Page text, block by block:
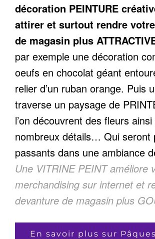
décoration PEINTURE
attirer et surtout rendre
de magasin plus
par exemple une décoration
oeufs en chocolat géant
relier d’un ruban orange. Puis
traverse un paysage de
l’on découvrent des fleurs
nombreux détails… Qui seront
passants dans une ambiance
Une VITRINE PEINT améliore
merchandising sur internet et
devanture de magasin plus
En savoir plus sur Pâques